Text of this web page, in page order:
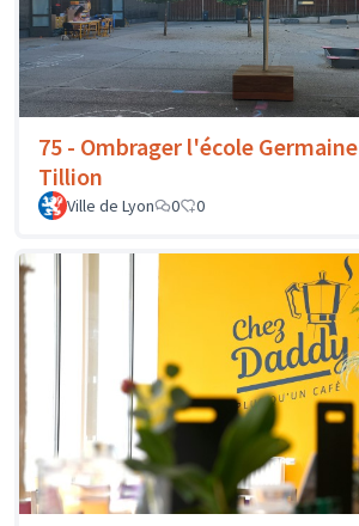
75 - Ombrager l'école Germaine
Tillion
Ville de Lyon 0 0